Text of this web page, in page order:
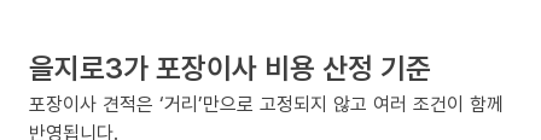
을지로3가 포장이사 비용 산정 기준
포장이사 견적은 ‘거리’만으로 고정되지 않고 여러 조건이 함께
반영됩니다.